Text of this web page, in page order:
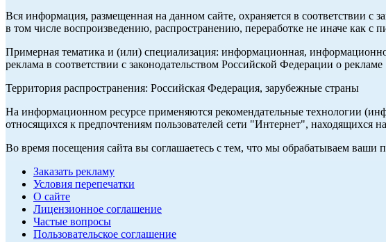
Вся информация, размещенная на данном сайте, охраняется в соответствии
в том числе воспроизведению, распространению, переработке не иначе как с
Примерная тематика и (или) специализация: информационная, информационно-
реклама в соответствии с законодательством Российской Федерации о рекламе
Территория распространения: Российская Федерация, зарубежные страны
На информационном ресурсе применяются рекомендательные технологии
относящихся к предпочтениям пользователей сети "Интернет", находящихся
Во время посещения сайта вы соглашаетесь с тем, что мы обрабатываем
Заказать рекламу
Условия перепечатки
О сайте
Лицензионное соглашение
Частые вопросы
Пользовательское соглашение